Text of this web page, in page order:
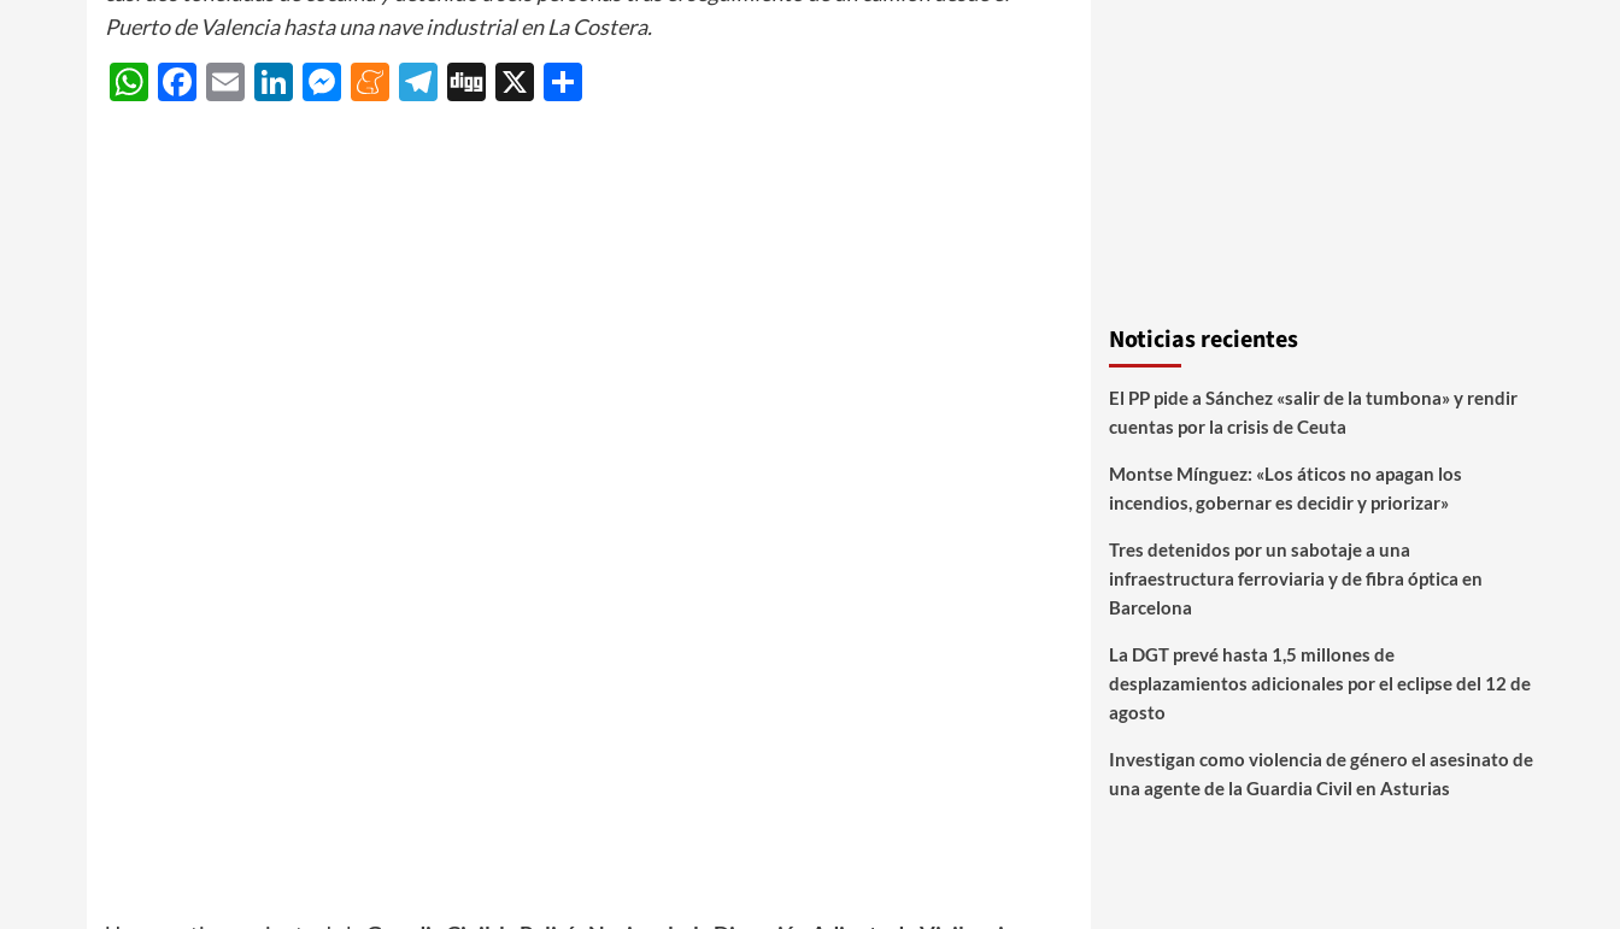
Puerto de Valencia hasta una nave industrial en La Costera.
WhatsApp
Facebook
EmailLinkedIn
Messenger
Meneame
Telegram
Digg
X
Noticias recientes
El PP pide a Sánchez «salir de la tumbona» y rendir
cuentas por la crisis de Ceuta
Montse Mínguez: «Los áticos no apagan los
incendios, gobernar es decidir y priorizar»
Tres detenidos por un sabotaje a una
infraestructura ferroviaria y de fibra óptica en
Barcelona
La DGT prevé hasta 1,5 millones de
desplazamientos adicionales por el eclipse del 12 de
agosto
Investigan como violencia de género el asesinato de
una agente de la Guardia Civil en Asturias